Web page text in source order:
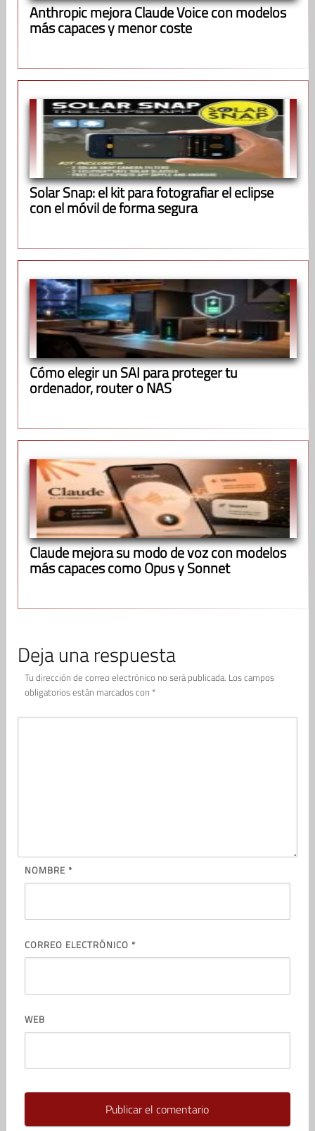
Anthropic mejora Claude Voice con modelos
más capaces y menor coste
Solar Snap: el kit para fotografiar el eclipse
con el móvil de forma segura
Cómo elegir un SAI para proteger tu
ordenador, router o NAS
Claude mejora su modo de voz con modelos
más capaces como Opus y Sonnet
Deja una respuesta
Tu dirección de correo electrónico no será publicada. Los campos
obligatorios están marcados con *
NOMBRE *
CORREO ELECTRÓNICO *
WEB